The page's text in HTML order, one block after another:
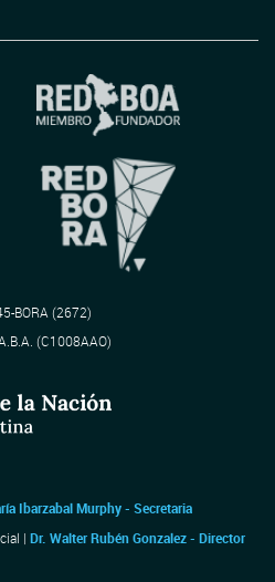
BORA (2672)
(C1008AAO)
Ibarzabal Murphy - Secretaria
| Dr. Walter Rubén Gonzalez - Director